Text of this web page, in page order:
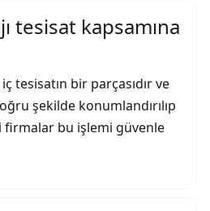
tesisat kapsamına
tesisatın bir parçasıdır ve
şekilde konumlandırılıp
firmalar bu işlemi güvenle